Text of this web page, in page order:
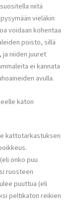
niitä
vieläkin
voidaan kohentaa
poisto, sillä
niiden juuret
ei kannata
avulla.
katon
kattotarkastuksen
onko puu
ruosteen
puuttua (eli
peltikaton reikien